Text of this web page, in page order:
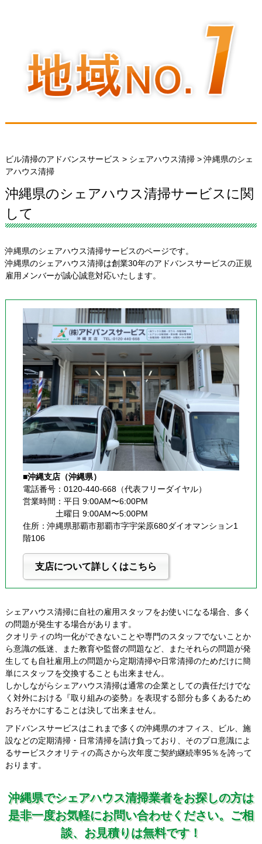
ビル清掃のアドバンスサービス > シェアハウス清掃>沖縄県のシェ
アハウス清掃
沖縄県のシェアハウス清掃サービスに関
して
沖縄県のシェアハウス清掃サービスのページです。
沖縄県のシェアハウス清掃は創業30年のアドバンスサービスの正規
雇用メンバーが誠心誠意対応いたします。
■沖縄支店（沖縄県）
電話番号：0120-440-668（代表フリーダイヤル）
営業時間：平日 9:00AM〜6:00PM
              土曜日 9:00AM〜5:00PM
住所：沖縄県那覇市那覇市字宇栄原680ダイオマンション1
階106
支店について詳しくはこちら
シェアハウス清掃に自社の雇用スタッフをお使いになる場合、多く
の問題が発生する場合があります。
クオリティの均一化ができないことや専門のスタッフでないことか
ら意識の低迷、また教育や監督の問題など、またそれらの問題が発
生しても自社雇用上の問題から定期清掃や日常清掃のためだけに簡
単にスタッフを交換することも出来ません。
しかしながらシェアハウス清掃は通常の企業としての責任だけでな
く対外における『取り組みの姿勢』を表現する部分も多くあるため
おろそかにすることは決して出来ません。
アドバンスサービスはこれまで多くの沖縄県のオフィス、ビル、施
設などの定期清掃・日常清掃を請け負っており、そのプロ意識によ
るサービスクオリティの高さから次年度ご契約継続率95％を誇って
おります。
沖縄県でシェアハウス清掃業者をお探しの方は
是非一度お気軽にお問い合わせください。ご相
談、お見積りは無料です！